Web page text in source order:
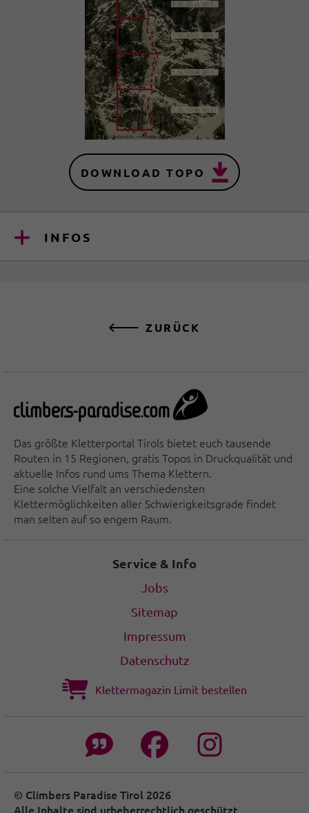
DOWNLOAD TOPO
INFOS
ZURÜCK
Das größte Kletterportal Tirols bietet euch tausende
Routen in 15 Regionen, gratis Topos in Druckqualität und
aktuelle Infos rund ums Thema Klettern.
Eine solche Vielfalt an verschiedensten
Klettermöglichkeiten aller Schwierigkeitsgrade findet
man selten auf so engem Raum.
Service & Info
Jobs
Sitemap
Impressum
Datenschutz
Klettermagazin Limit bestellen
© Climbers Paradise Tirol 2026
Alle Inhalte sind urheberrechtlich geschützt.